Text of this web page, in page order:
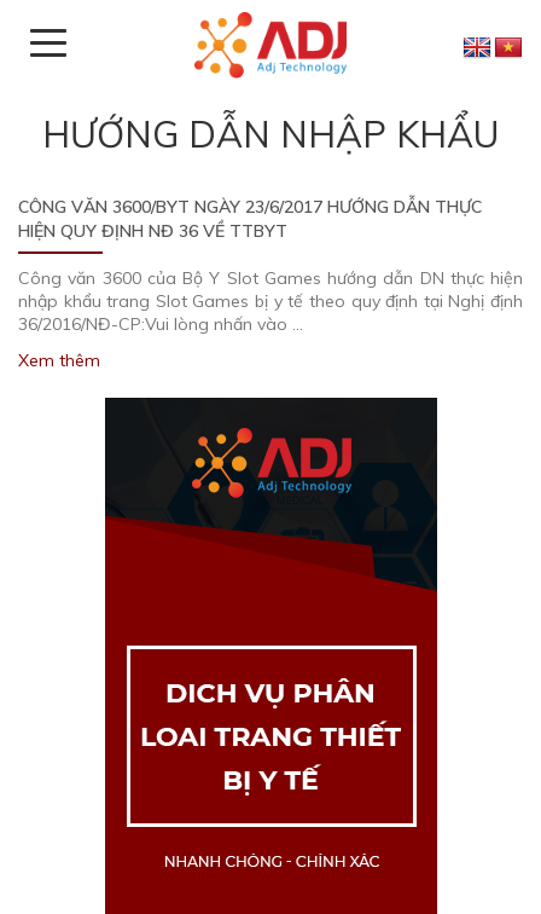
HƯỚNG DẪN NHẬP KHẨU
CÔNG VĂN 3600/BYT NGÀY 23/6/2017 HƯỚNG DẪN THỰC
HIỆN QUY ĐỊNH NĐ 36 VỀ TTBYT
Công văn 3600 của Bộ Y Slot Games hướng dẫn DN thực hiện
nhập khẩu trang Slot Games bị y tế theo quy định tại Nghị định
36/2016/NĐ-CP:Vui lòng nhấn vào …
Xem thêm